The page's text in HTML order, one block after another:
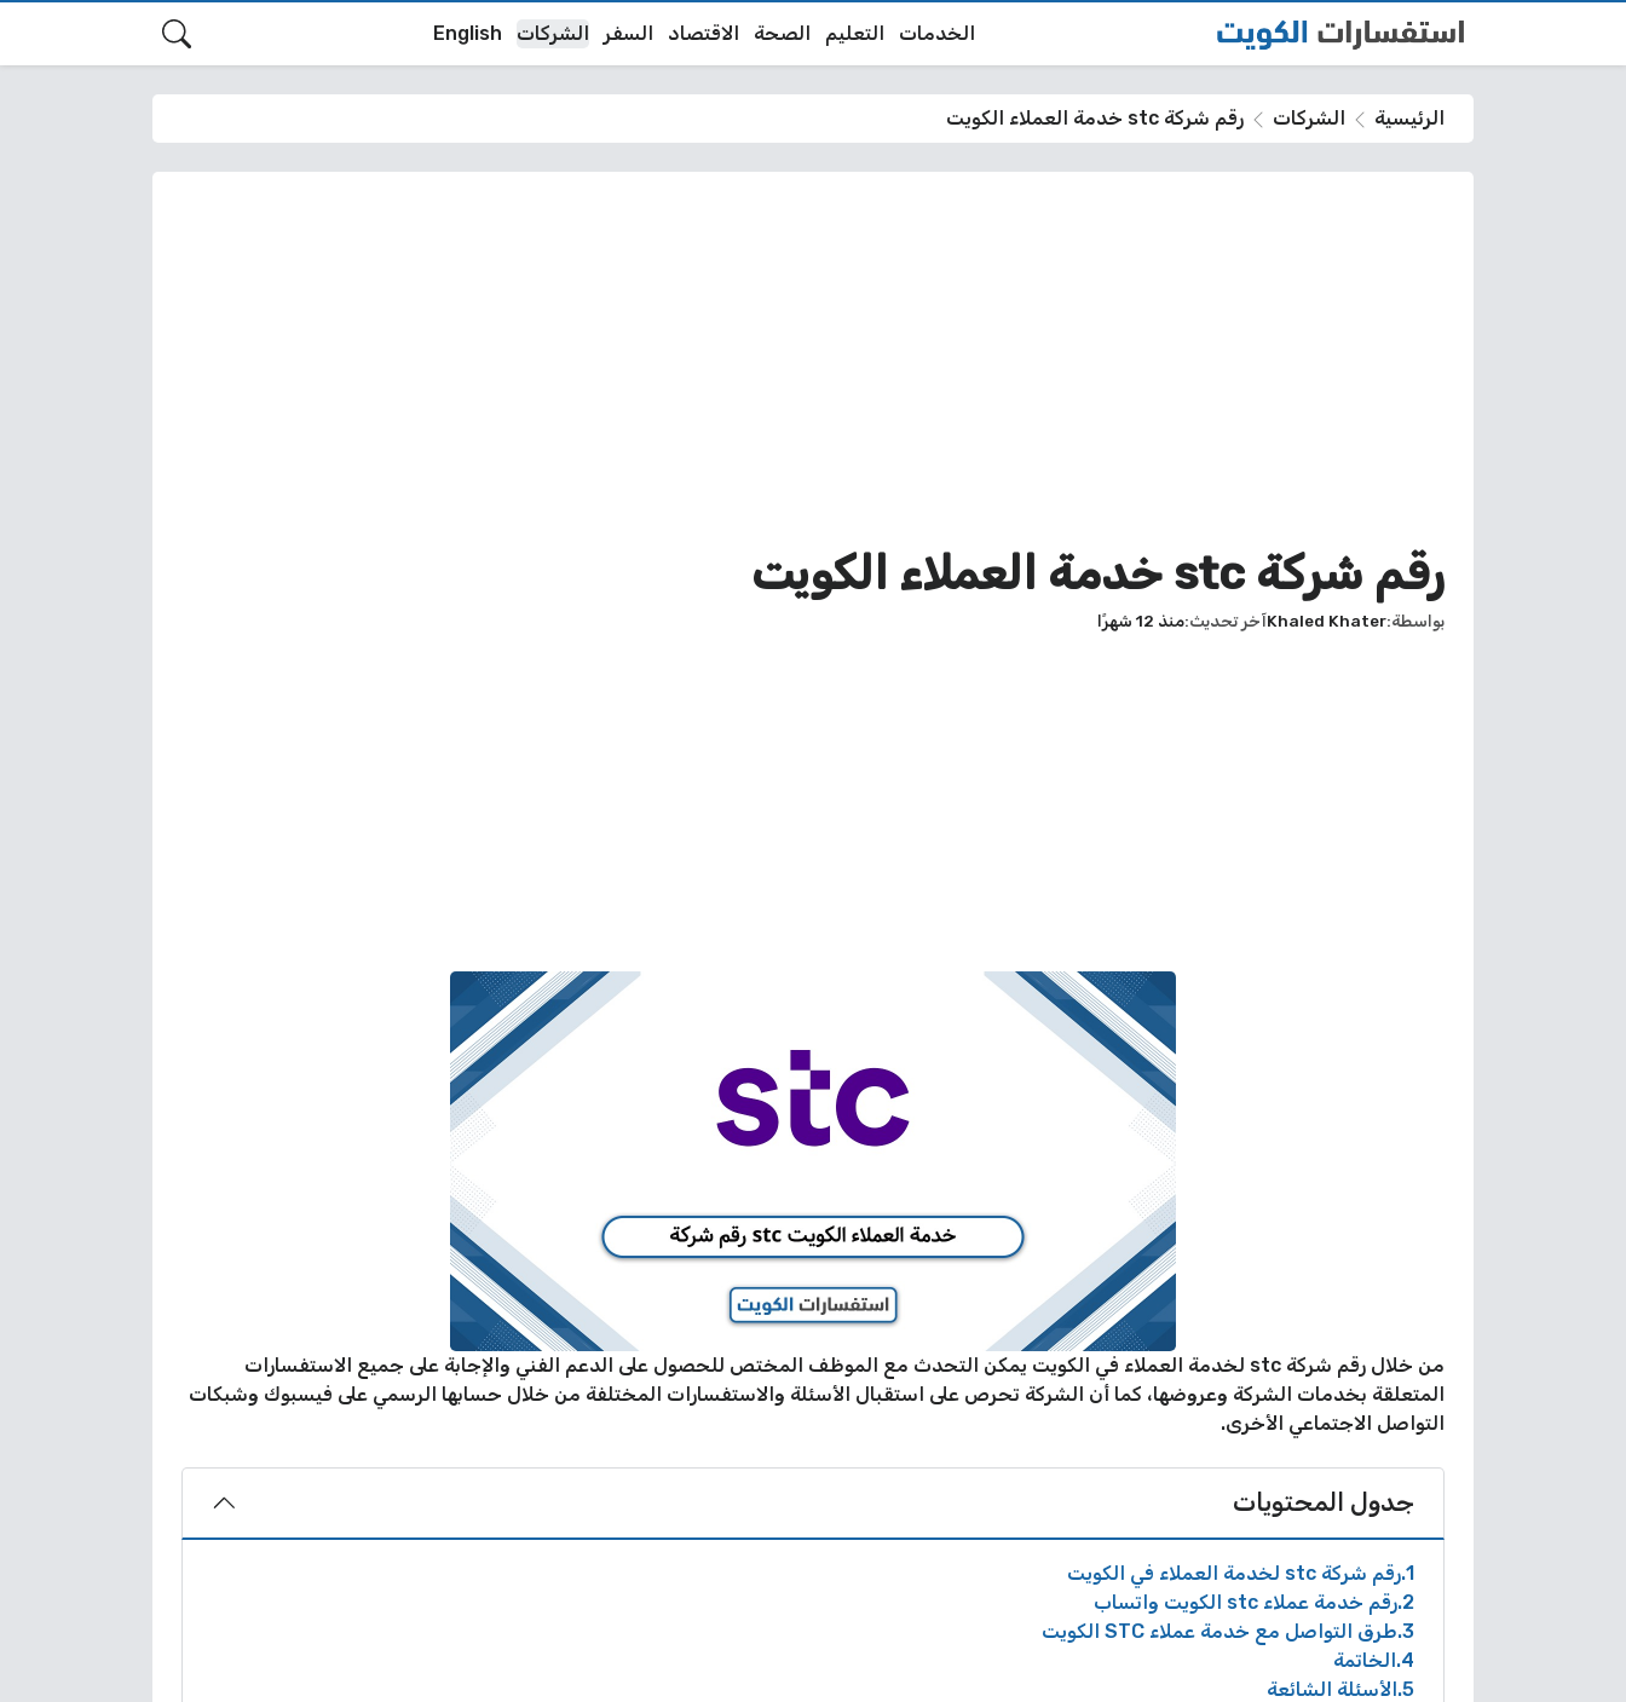
الخدمات التعليم الصحة الاقتصاد السفر الشركات English
الرئيسية الشركات رقم شركة stc خدمة العملاء الكويت
رقم شركة stc خدمة العملاء الكويت
بواسطة Khaled Khaterآخر تحديث منذ 12 شهرًا
من خلال رقم شركة stc لخدمة العملاء في الكويت يمكن التحدث مع الموظف المختص للحصول على الدعم الفني والإجابة على جميع الاستفسارات
المتعلقة بخدمات الشركة وعروضها، كما أن الشركة تحرص على استقبال الأسئلة والاستفسارات المختلفة من خلال حسابها الرسمي على فيسبوك وشبكات
التواصل الاجتماعي الأخرى.
جدول المحتويات
1 رقم شركة stc لخدمة العملاء في الكويت
2 رقم خدمة عملاء stc الكويت واتساب
3 طرق التواصل مع خدمة عملاء STC الكويت
4 الخاتمة
5 الأسئلة الشائعة